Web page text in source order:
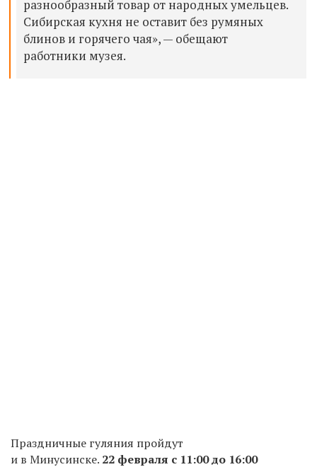
разнообразный товар от народных умельцев.
Сибирская кухня не оставит без румяных
блинов и горячего чая», — обещают
работники музея.
Праздничные гуляния пройдут
и в Минусинске. 22 февраля с 11:00 до 16:00